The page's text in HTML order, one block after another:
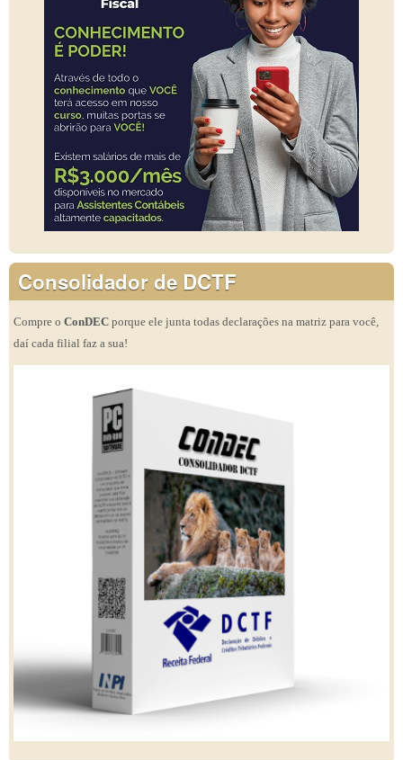
Consolidador de DCTF
Compre o ConDEC porque ele junta todas declarações na matriz para você,
daí cada filial faz a sua!